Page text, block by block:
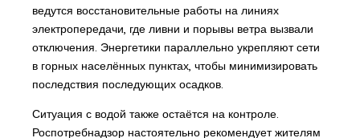
ведутся восстановительные работы на линиях
электропередачи, где ливни и порывы ветра вызвали
отключения. Энергетики параллельно укрепляют сети
в горных населённых пунктах, чтобы минимизировать
последствия последующих осадков.
Ситуация с водой также остаётся на контроле.
Роспотребнадзор настоятельно рекомендует жителям